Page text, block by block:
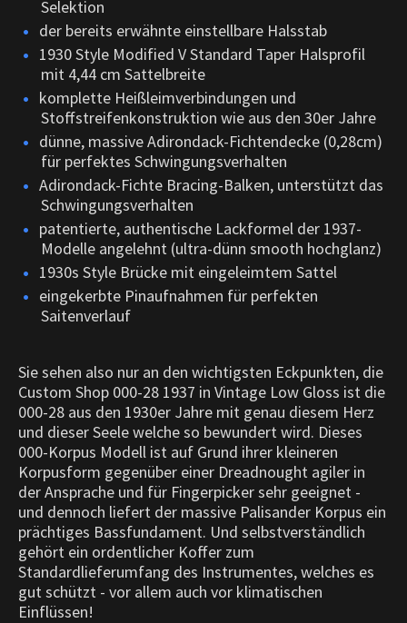
Selektion
der bereits erwähnte einstellbare Halsstab
1930 Style Modified V Standard Taper Halsprofil
mit 4,44 cm Sattelbreite
komplette Heißleimverbindungen und
Stoffstreifenkonstruktion wie aus den 30er Jahre
dünne, massive Adirondack-Fichtendecke (0,28cm)
für perfektes Schwingungsverhalten
Adirondack-Fichte Bracing-Balken, unterstützt das
Schwingungsverhalten
patentierte, authentische Lackformel der 1937-
Modelle angelehnt (ultra-dünn smooth hochglanz)
1930s Style Brücke mit eingeleimtem Sattel
eingekerbte Pinaufnahmen für perfekten
Saitenverlauf
Sie sehen also nur an den wichtigsten Eckpunkten, die
Custom Shop 000-28 1937 in Vintage Low Gloss ist die
000-28 aus den 1930er Jahre mit genau diesem Herz
und dieser Seele welche so bewundert wird. Dieses
000-Korpus Modell ist auf Grund ihrer kleineren
Korpusform gegenüber einer Dreadnought agiler in
der Ansprache und für Fingerpicker sehr geeignet -
und dennoch liefert der massive Palisander Korpus ein
prächtiges Bassfundament. Und selbstverständlich
gehört ein ordentlicher Koffer zum
Standardlieferumfang des Instrumentes, welches es
gut schützt - vor allem auch vor klimatischen
Einflüssen!